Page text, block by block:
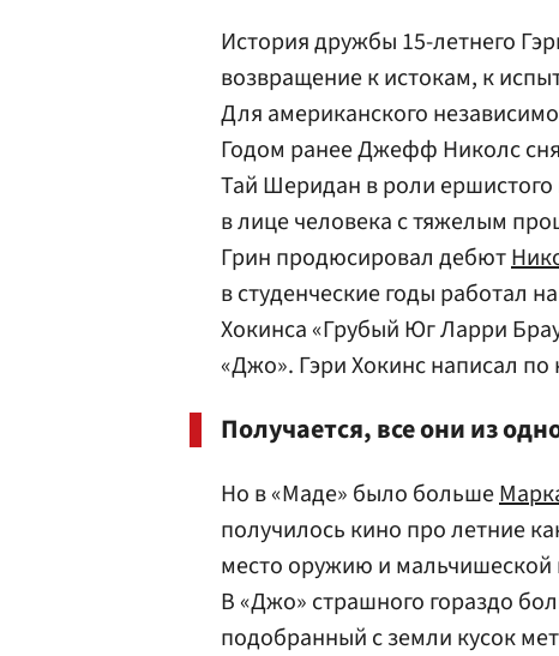
История дружбы 15-летнего
возвращение к истокам, к
Для американского
Годом ранее Джефф Николс
Тай Шеридан в роли ершистого
в лице человека с тяжелым
Грин продюсировал дебют
в студенческие годы работал
Хокинса «Грубый Юг Ларри
«Джо». Гэри Хокинс написал
Получается, все они из
Но в «Маде» было больше
получилось кино про летние
место оружию и мальчишеской
В «Джо» страшного гораздо
подобранный с земли кусок